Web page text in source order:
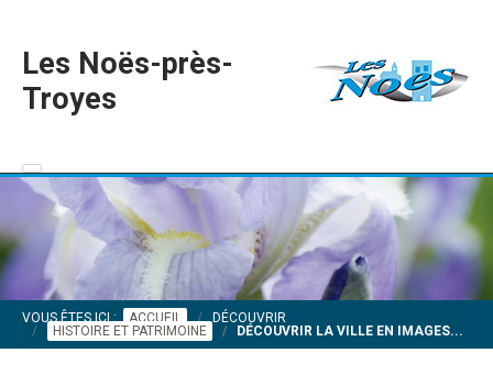
Les Noës-près-
Troyes
VOUS ÊTES ICI : ACCUEIL
DÉCOUVRIR
HISTOIRE ET PATRIMOINE
DÉCOUVRIR LA VILLE EN IMAGES...